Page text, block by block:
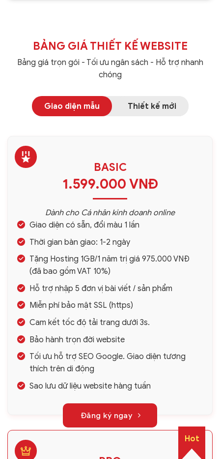
BẢNG GIÁ THIẾT KẾ WEBSITE
Bảng giá trọn gói - Tối ưu ngân sách - Hỗ trợ nhanh
chóng
Giao diện mẫu Thiết kế mới
BASIC
1.599.000 VNĐ
Dành cho Cá nhân kinh doanh online
Giao diện có sẵn, đổi màu 1 lần
Thời gian bàn giao: 1-2 ngày
Tặng Hosting 1GB/1 năm trị giá 975.000 VNĐ
(đã bao gồm VAT 10%)
Hỗ trợ nhập 5 đơn vị bài viết / sản phẩm
Miễn phí bảo mật SSL (https)
Cam kết tốc độ tải trang dưới 3s.
Bảo hành trọn đời website
Tối ưu hỗ trợ SEO Google. Giao diện tương
thích trên di động
Sao lưu dữ liệu website hàng tuần
Đăng ký ngay